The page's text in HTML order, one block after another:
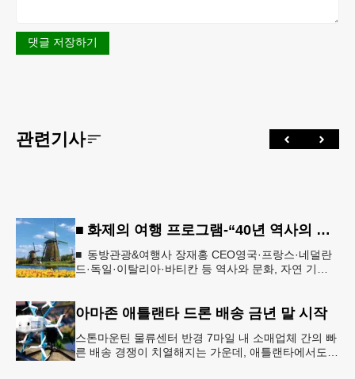
댓글 저장하기
관련기사
■ 화제의 여행 프로그램-“40년 역사의 신뢰… 서유럽 8개국 13일 대장정”
■ 동방관광&여행사 장재홍 CEO영국·프랑스·네덜란
드·독일·이탈리아·바티칸 등 역사와 문화, 자연 기
아마존 애틀랜타 드론 배송 금년 말 시작
스톤마운틴 물류센터 반경 7마일 내 소매업체 간의 빠
른 배송 경쟁이 치열해지는 가운데, 애틀랜타에서도